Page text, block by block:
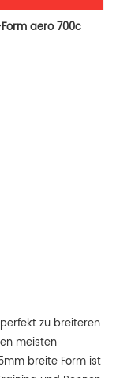
aero 700c
zu breiteren
meisten
breite Form ist